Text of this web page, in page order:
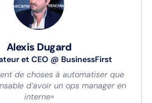
Alexis Dugard
et CEO @ BusinessFirst
de choses à automatiser que
d’avoir un ops manager en
interne»